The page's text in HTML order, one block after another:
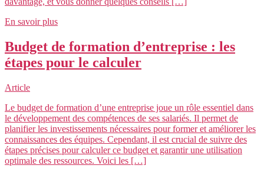
En savoir plus
Budget de formation d’entreprise : les
étapes pour le calculer
Article
Le budget de formation d’une entreprise joue un rôle essentiel dans
le développement des compétences de ses salariés. Il permet de
planifier les investissements nécessaires pour former et améliorer les
connaissances des équipes. Cependant, il est crucial de suivre des
étapes précises pour calculer ce budget et garantir une utilisation
optimale des ressources. Voici les […]